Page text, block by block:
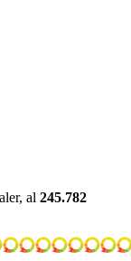
al 245.782